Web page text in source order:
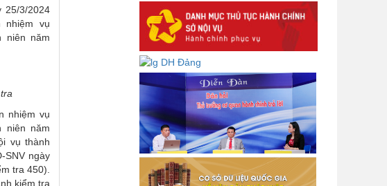
25/3/2024
nhiệm vụ
niên năm
nhiệm vụ
niên năm
vụ thành
SNV ngày
tra 450).
kiểm tra
phương
Về việc lấy ý kiến góp ý Dự thảo
Quyết định phân cấp thực hiện quy
định về người lao động nước ngoài
làm việc trên địa bàn tỉnh Đắk Lắk
theo trình tự, thủ tục rút gọn trong
xây dựng, ban hành văn bản quy
phạm pháp luật
Góp ý dự thảo Thông tư quy định
nghiệp vụ lưu trữ tài liệu lưu trữ số:
DANH SÁCH HỒ SƠ CÁN BỘ ĐI B